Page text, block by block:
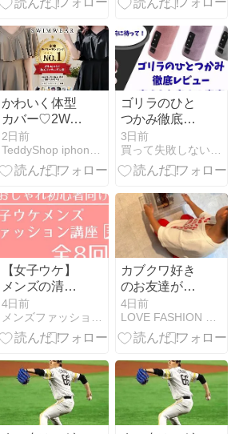
001】
かわいく体型
カバー♡2Way
ワンピース水
着
2日前
ゴリラのひと
つかみ徹底レ
ビュー｜痛き
もち良さの真
実
3日前
【女子ウケ】
メンズの清潔
感コーデ5選
｜初心者が最
初に揃えるべ
4日前
カブクワ好き
のお友達が遊
びに！！一番
盛り上がった
おもちゃの紹
4日前